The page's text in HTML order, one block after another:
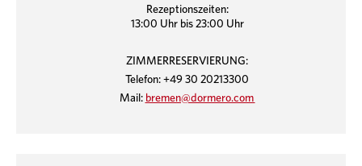
Rezeptionszeiten:
13:00 Uhr bis 23:00 Uhr
ZIMMERRESERVIERUNG:
Telefon: +49 30 20213300
Mail: bremen@dormero.com